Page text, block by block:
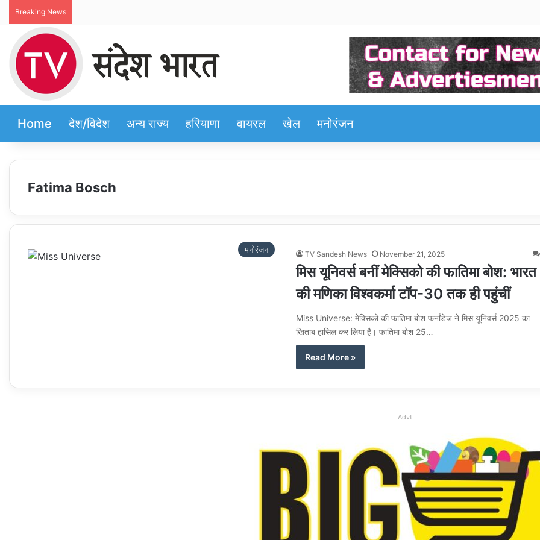
Breaking News
Home देश/विदेश अन्य राज्य हरियाणा वायरल खेल मनोरंजन
Fatima Bosch
मनोरंजन TV Sandesh News November 21, 2025
मिस यूनिवर्स बनीं मेक्सिको की फातिमा बोश: भारत
की मणिका विश्वकर्मा टॉप-30 तक ही पहुंचीं
Miss Universe: मेक्सिको की फातिमा बोश फर्नांडेज ने मिस यूनिवर्स 2025 का
खिताब हासिल कर लिया है। फातिमा बोश 25…
Read More »
Advt